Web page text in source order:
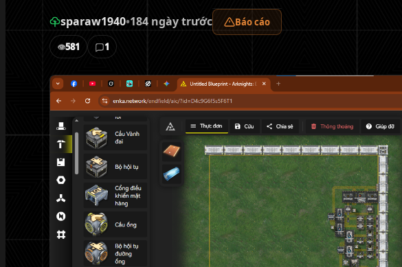
sparaw1940•184 ngày trước Báo cáo
👁581 1